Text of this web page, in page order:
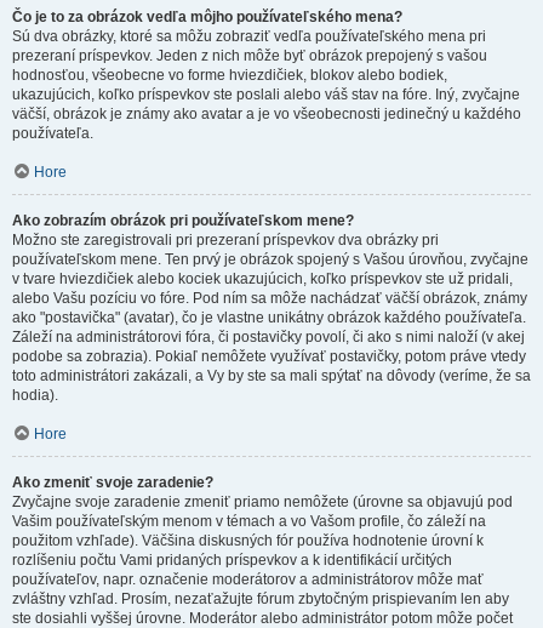
Čo je to za obrázok vedľa môjho používateľského mena?
Sú dva obrázky, ktoré sa môžu zobraziť vedľa používateľského mena pri
prezeraní príspevkov. Jeden z nich môže byť obrázok prepojený s vašou
hodnosťou, všeobecne vo forme hviezdičiek, blokov alebo bodiek,
ukazujúcich, koľko príspevkov ste poslali alebo váš stav na fóre. Iný, zvyčajne
väčší, obrázok je známy ako avatar a je vo všeobecnosti jedinečný u každého
používateľa.
Hore
Ako zobrazím obrázok pri používateľskom mene?
Možno ste zaregistrovali pri prezeraní príspevkov dva obrázky pri
používateľskom mene. Ten prvý je obrázok spojený s Vašou úrovňou, zvyčajne
v tvare hviezdičiek alebo kociek ukazujúcich, koľko príspevkov ste už pridali,
alebo Vašu pozíciu vo fóre. Pod ním sa môže nachádzať väčší obrázok, známy
ako "postavička" (avatar), čo je vlastne unikátny obrázok každého používateľa.
Záleží na administrátorovi fóra, či postavičky povolí, či ako s nimi naloží (v akej
podobe sa zobrazia). Pokiaľ nemôžete využívať postavičky, potom práve vtedy
toto administrátori zakázali, a Vy by ste sa mali spýtať na dôvody (veríme, že sa
hodia).
Hore
Ako zmeniť svoje zaradenie?
Zvyčajne svoje zaradenie zmeniť priamo nemôžete (úrovne sa objavujú pod
Vašim používateľským menom v témach a vo Vašom profile, čo záleží na
použitom vzhľade). Väčšina diskusných fór používa hodnotenie úrovní k
rozlíšeniu počtu Vami pridaných príspevkov a k identifikácií určitých
používateľov, napr. označenie moderátorov a administrátorov môže mať
zvláštny vzhľad. Prosím, nezaťažujte fórum zbytočným prispievaním len aby
ste dosiahli vyššej úrovne. Moderátor alebo administrátor potom môže počet